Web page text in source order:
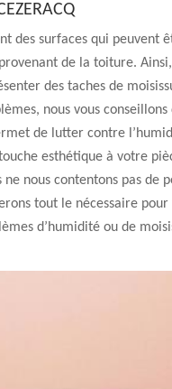
des surfaces qui peuvent
de la toiture.
des taches de
nous vous conseillons
de lutter contre
esthétique à votre
ne nous contentons pas de
tout le nécessaire
d’humidité ou de